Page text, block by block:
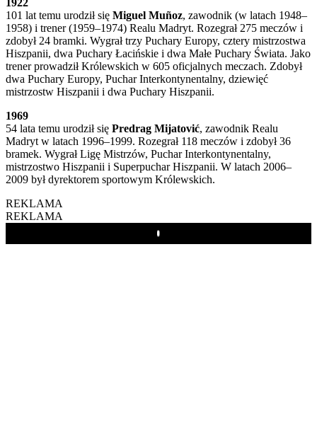
101 lat temu urodził się Miguel Muñoz, zawodnik (w latach 1948–
1958) i trener (1959–1974) Realu Madryt. Rozegrał 275 meczów i
zdobył 24 bramki. Wygrał trzy Puchary Europy, cztery mistrzostwa
Hiszpanii, dwa Puchary Łacińskie i dwa Małe Puchary Świata. Jako
trener prowadził Królewskich w 605 oficjalnych meczach. Zdobył
dwa Puchary Europy, Puchar Interkontynentalny, dziewięć
mistrzostw Hiszpanii i dwa Puchary Hiszpanii.
1969
54 lata temu urodził się Predrag Mijatović, zawodnik Realu
Madryt w latach 1996–1999. Rozegrał 118 meczów i zdobył 36
bramek. Wygrał Ligę Mistrzów, Puchar Interkontynentalny,
mistrzostwo Hiszpanii i Superpuchar Hiszpanii. W latach 2006–
2009 był dyrektorem sportowym Królewskich.
REKLAMA
REKLAMA
Play